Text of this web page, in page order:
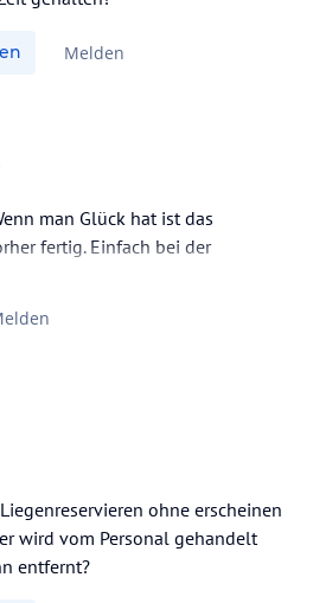
Melden
man Glück hat ist das
fertig. Einfach bei der
ohne erscheinen
wird vom Personal gehandelt
entfernt?